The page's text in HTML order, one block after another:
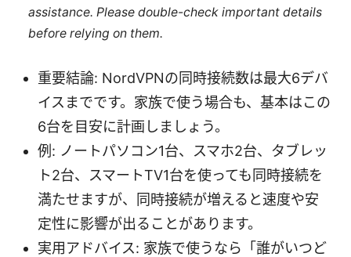
assistance. Please double-check important details
before relying on them.
重要結論: NordVPNの同時接続数は最大6デバ
イスまでです。家族で使う場合も、基本はこの
6台を目安に計画しましょう。
例: ノートパソコン1台、スマホ2台、タブレッ
ト2台、スマートTV1台を使っても同時接続を
満たせますが、同時接続が増えると速度や安
定性に影響が出ることがあります。
実用アドバイス: 家族で使うなら「誰がいつど